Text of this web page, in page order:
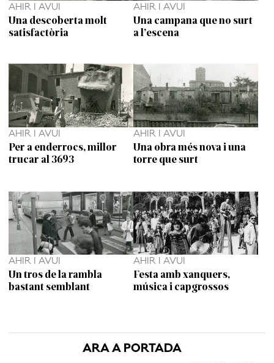
ARA A PORTADA
AHIR I AVUI
Una descoberta molt
satisfactòria
AHIR I AVUI
Una campana que no surt
a l’escena
AHIR I AVUI
Per a enderrocs, millor
trucar al 3693
AHIR I AVUI
Una obra més nova i una
torre que surt
AHIR I AVUI
Un tros de la rambla
bastant semblant
AHIR I AVUI
Festa amb xanquers,
música i capgrossos